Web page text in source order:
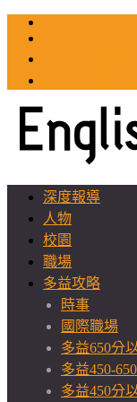
深度報導
人物
校園
職場
多益攻略
時事
國際職場
多益650分
多益450-
多益450分